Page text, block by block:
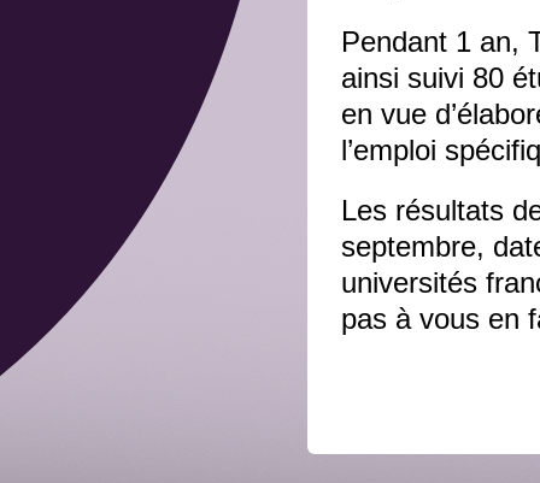
Pendant 1 an,
ainsi suivi 80
en vue
l’emploi
Les résultats
septembre,
universités
pas à vous en